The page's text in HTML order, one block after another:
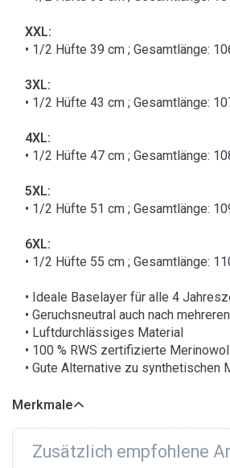
XXL:
• 1/2 Hüfte 39 cm ; Gesamtlänge:
3XL:
• 1/2 Hüfte 43 cm ; Gesamtlänge:
4XL:
• 1/2 Hüfte 47 cm ; Gesamtlänge:
5XL:
• 1/2 Hüfte 51 cm ; Gesamtlänge:
6XL:
• 1/2 Hüfte 55 cm ; Gesamtlänge:
• Ideale Baselayer für alle 4
• Geruchsneutral auch nach
• Luftdurchlässiges Material
• 100 % RWS zertifizierte
• Gute Alternative zu synthetischen
Merkmale
Zusätzlich empfohlene